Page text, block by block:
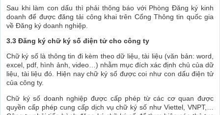
Sau khi làm con dấu thì phải thông báo với Phòng Đăng ký kinh
doanh để được đăng tải công khai trên Cổng Thông tin quốc gia
về Đăng ký doanh nghiệp.
3.3 Đăng ký chữ ký số điện tử cho công ty
Chữ ký số là thông tin đi kèm theo dữ liệu, tài liệu (văn bản: word,
excel, pdf, hình ảnh, video…) nhằm mục đích xác định chủ của dữ
liệu, tài liệu đó. Hiện nay chữ ký số được coi như con dấu điện tử
của công ty.
Chữ ký số doanh nghiệp được cấp phép từ các cơ quan được
quyền cấp phép cung cấp dịch vụ chữ ký số như Viettel, VNPT,…